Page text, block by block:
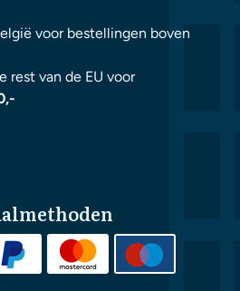
voor bestellingen boven
rest van de EU voor